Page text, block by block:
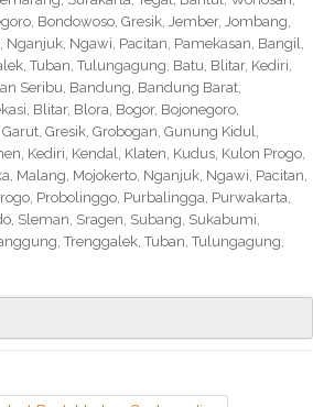
Bondowoso, Gresik, Jember, Jombang,
Ngawi, Pacitan, Pamekasan, Bangil,
Tuban, Tulungagung, Batu, Blitar, Kediri,
Seribu, Bandung, Bandung Barat,
Blitar, Blora, Bogor, Bojonegoro,
Gresik, Grobogan, Gunung Kidul,
Kediri, Kendal, Klaten, Kudus, Kulon Progo,
Malang, Mojokerto, Nganjuk, Ngawi, Pacitan,
Probolinggo, Purbalingga, Purwakarta,
Sleman, Sragen, Subang, Sukabumi,
Trenggalek, Tuban, Tulungagung,